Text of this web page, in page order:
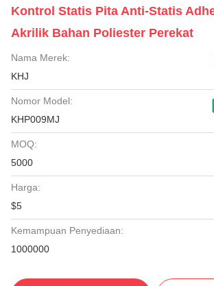
Kontrol Statis Pita Anti-Statis
Akrilik Bahan Poliester Perekat
Nama Merek:
KHJ
Nomor Model:
KHP009MJ
MOQ:
5000
Harga:
$5
Kemampuan Penyediaan:
1000000